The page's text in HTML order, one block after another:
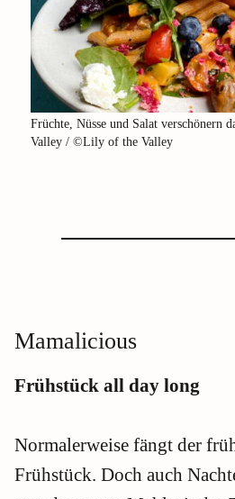
Früchte, Nüsse und Salat verschönern
Valley / ©Lily of the Valley
Mamalicious
Frühstück all day long
Normalerweise fängt der
Frühstück. Doch auch